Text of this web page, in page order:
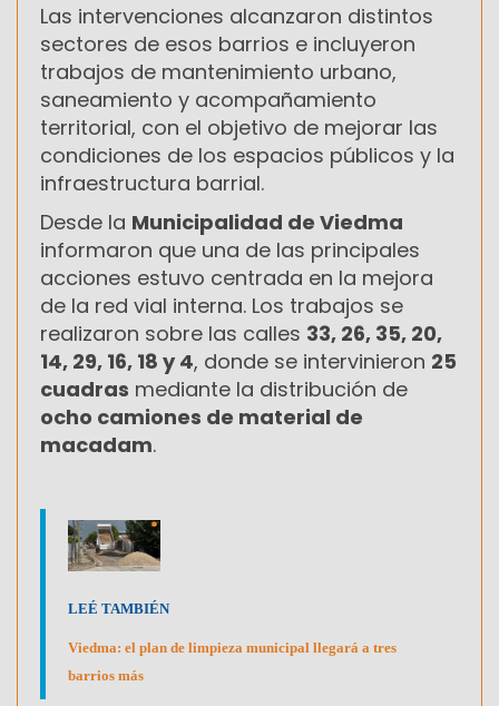
Las intervenciones alcanzaron distintos
sectores de esos barrios e incluyeron
trabajos de mantenimiento urbano,
saneamiento y acompañamiento
territorial, con el objetivo de mejorar las
condiciones de los espacios públicos y la
infraestructura barrial.
Desde la Municipalidad de Viedma
informaron que una de las principales
acciones estuvo centrada en la mejora
de la red vial interna. Los trabajos se
realizaron sobre las calles 33, 26, 35, 20,
14, 29, 16, 18 y 4, donde se intervinieron 25
cuadras mediante la distribución de
ocho camiones de material de
macadam.
LEÉ TAMBIÉN
Viedma: el plan de limpieza municipal llegará a tres
barrios más